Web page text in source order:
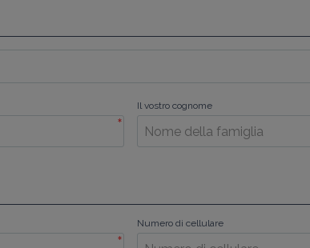
*
Il vostro cognome
*
Numero di cellulare